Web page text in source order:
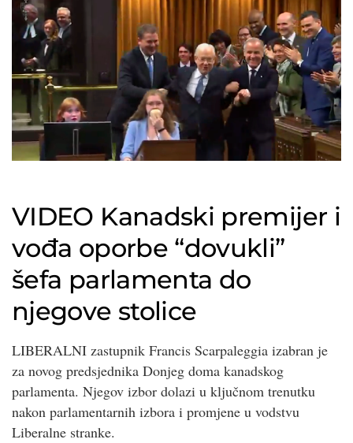
VIDEO Kanadski premijer i
vođa oporbe “dovukli”
šefa parlamenta do
njegove stolice
LIBERALNI zastupnik Francis Scarpaleggia izabran je
za novog predsjednika Donjeg doma kanadskog
parlamenta. Njegov izbor dolazi u ključnom trenutku
nakon parlamentarnih izbora i promjene u vodstvu
Liberalne stranke.